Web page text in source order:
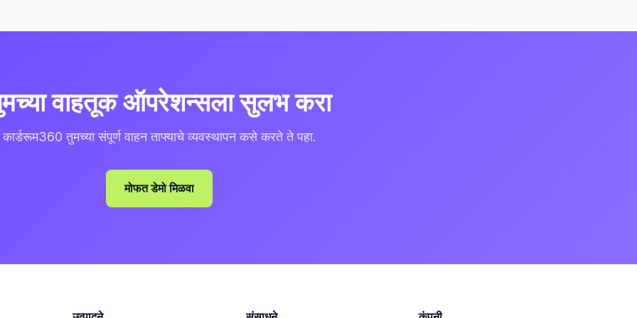
वाहतूक ऑपरेशन्सला सुलभ करा
कार्डरूम360 तुमच्या संपूर्ण वाहन ताफ्याचे व्यवस्थापन कसे करते ते पहा.
मोफत डेमो मिळवा